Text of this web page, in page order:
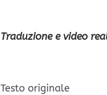
Traduzione e video
Testo originale